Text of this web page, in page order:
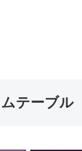
テーブル